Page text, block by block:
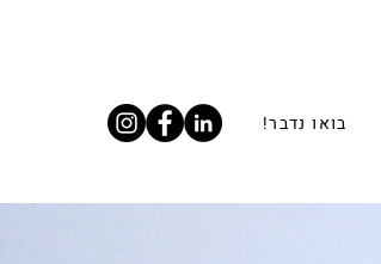
בואו נדבר!